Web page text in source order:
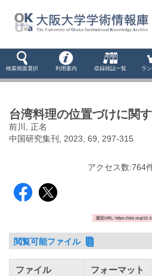
検索画面選択 利用案内 収録雑誌一覧 ラ
台湾料理の位置づけに関
前川, 正名
中国研究集刊, 2023, 69, 297-315
アクセス数:764
固定URL: https://doi.org/
閲覧可能ファイル
ファイル フォーマット